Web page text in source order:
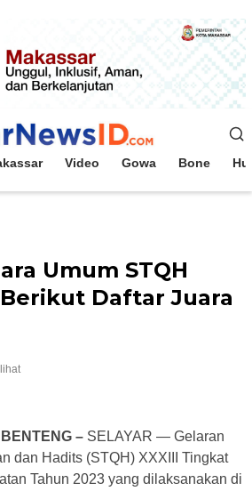
Video Gowa Bone
Umum STQH
Berikut Daftar Juara
– SELAYAR — Gelaran
dan Hadits (STQH) XXXIII Tingkat
Tahun 2023 yang dilaksanakan di